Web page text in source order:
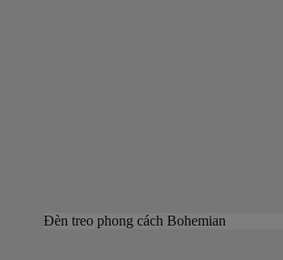
Đèn treo phong cách Bohemian